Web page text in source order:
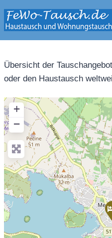
Inhalt
springen
Übersicht der
oder den Haustausch
+
−